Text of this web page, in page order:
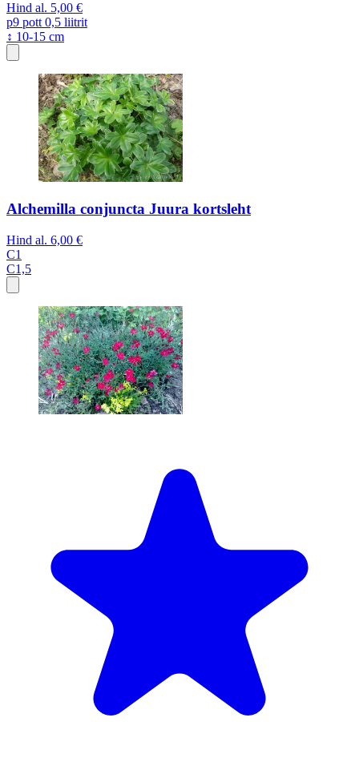
Hind al. 5,00 €
p9 pott 0,5 liitrit
↕ 10-15 cm
Alchemilla conjuncta Juura kortsleht
Hind al. 6,00 €
C1
C1,5